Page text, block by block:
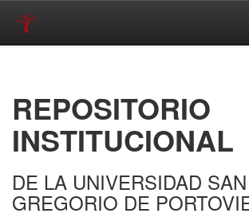
REPOSITORIO
INSTITUCIONAL
DE LA UNIVERSIDAD SAN
GREGORIO DE